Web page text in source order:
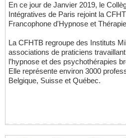
En ce jour de Janvier 2019, le
Intégratives de Paris rejoint la
Francophone d'Hypnose et
La CFHTB regroupe des Instituts
associations de praticiens
l’hypnose et des psychothérapies
Elle représente environ 3000
Belgique, Suisse et Québec.